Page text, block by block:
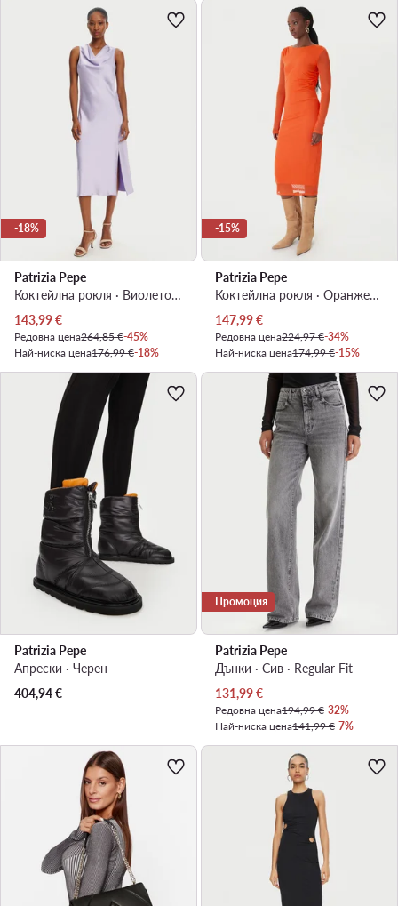
-18%
Patrizia Pepe
Коктейлна рокля · Виолетов · Миди
Актуална цена
143,99€
Редовна цена264,85 €-45%
Най-ниска цена176,99 €-18%
-15%
Patrizia Pepe
Коктейлна рокля · Оранжев · Миди
Актуална цена
147,99€
Редовна цена224,97 €-34%
Най-ниска цена174,99 €-15%
Patrizia Pepe
Апрески · Черен
404,94€
Промоция
Patrizia Pepe
Дънки · Сив · Regular Fit
Актуална цена
131,99€
Редовна цена194,99 €-32%
Най-ниска цена141,99 €-7%